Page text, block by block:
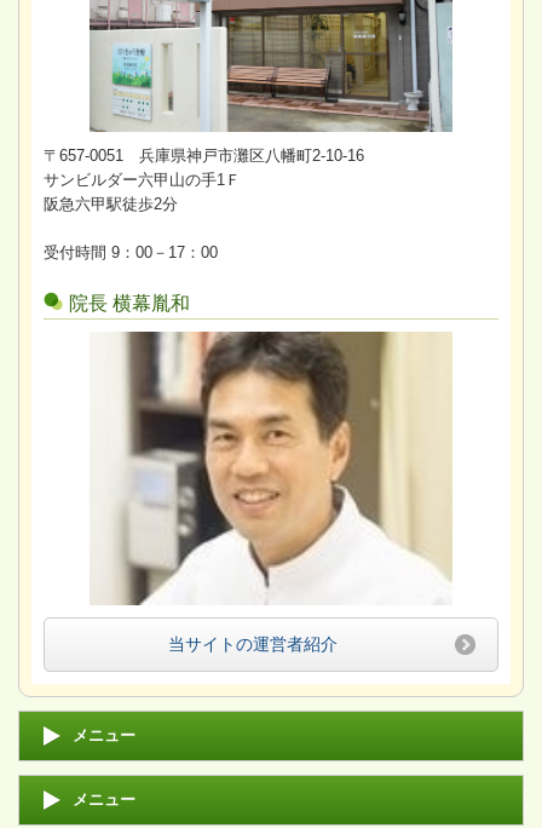
〒657-0051 兵庫県神戸市灘区八幡町2-10-16
サンビルダー六甲山の手1Ｆ
阪急六甲駅徒歩2分
受付時間 9：00－17：00
院長 横幕胤和
当サイトの運営者紹介
メニュー
メニュー